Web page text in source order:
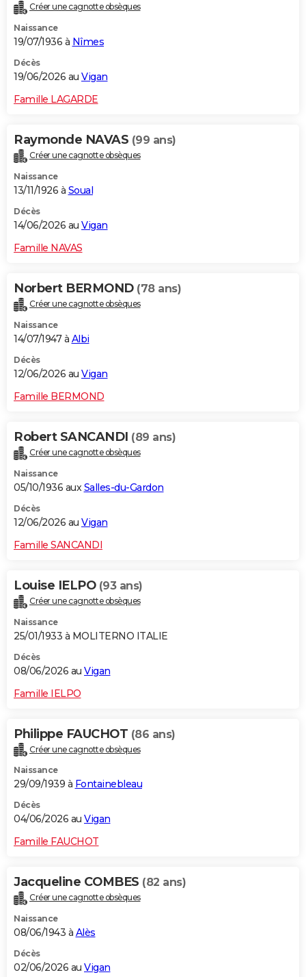
Créer une cagnotte obsèques
Naissance
19/07/1936 à Nîmes
Décès
19/06/2026 au Vigan
Famille LAGARDE
Raymonde NAVAS (99 ans)
Créer une cagnotte obsèques
Naissance
13/11/1926 à Soual
Décès
14/06/2026 au Vigan
Famille NAVAS
Norbert BERMOND (78 ans)
Créer une cagnotte obsèques
Naissance
14/07/1947 à Albi
Décès
12/06/2026 au Vigan
Famille BERMOND
Robert SANCANDI (89 ans)
Créer une cagnotte obsèques
Naissance
05/10/1936 auxSalles-du-Gardon
Décès
12/06/2026 au Vigan
Famille SANCANDI
Louise IELPO (93 ans)
Créer une cagnotte obsèques
Naissance
25/01/1933 à MOLITERNO ITALIE
Décès
08/06/2026 au Vigan
Famille IELPO
Philippe FAUCHOT (86 ans)
Créer une cagnotte obsèques
Naissance
29/09/1939 à Fontainebleau
Décès
04/06/2026 au Vigan
Famille FAUCHOT
Jacqueline COMBES (82 ans)
Créer une cagnotte obsèques
Naissance
08/06/1943 à Alès
Décès
02/06/2026 au Vigan